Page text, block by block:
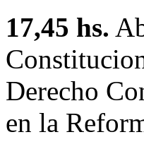
17,45 hs.
Derecho
en la